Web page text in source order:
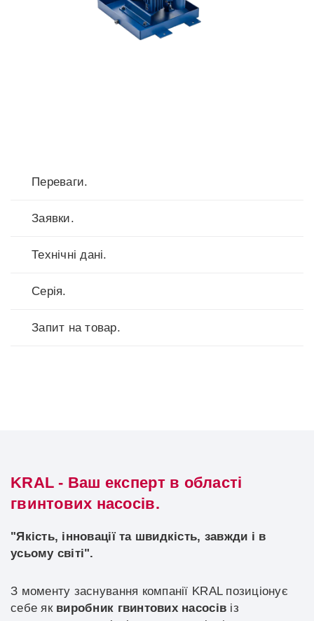
Переваги.
Заявки.
Технічні дані.
Серія.
Запит на товар.
KRAL - Ваш експерт в області
гвинтових насосів.
"Якість, інновації та швидкість, завжди і в
усьому світі".
З моменту заснування компанії KRAL позиціонує
себе як виробник гвинтових насосів із